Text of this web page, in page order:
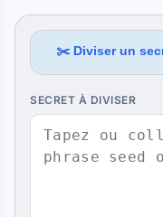
✂️ Diviser un
SECRET À DIVISER